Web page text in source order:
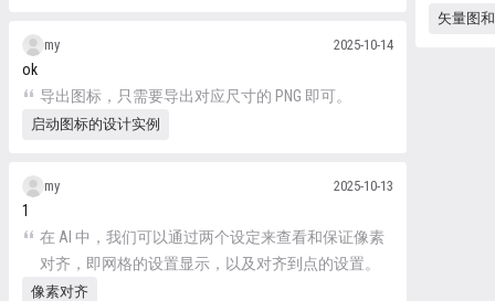
my 2025-10-14
ok
导出图标，只需要导出对应尺寸的 PNG 即可。
启动图标的设计实例
my 2025-10-13
1
在 AI 中，我们可以通过两个设定来查看和保证像素
对齐，即网格的设置显示，以及对齐到点的设置。
像素对齐
置、
矢量图